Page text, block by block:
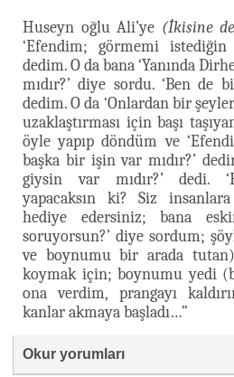
Huseyn oğlu Ali’ye (İkisine
‘Efendim; görmemi
dedim. O da bana ‘Yanında
mıdır?’ diye sordu. ‘Ben de
dedim. O da ‘Onlardan bir
uzaklaştırması için başı
öyle yapıp döndüm ve
başka bir işin var mıdır?’
giysin var mıdır?’ dedi.
yapacaksın ki? Siz
hediye edersiniz; bana
soruyorsun?’ diye sordum;
ve boynumu bir arada
koymak için; boynumu yedi
ona verdim, prangayı
kanlar akmaya başladı…”
Okur yorumları